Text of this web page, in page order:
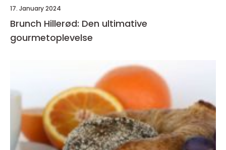
17. January 2024
Brunch Hillerød: Den ultimative
gourmetoplevelse